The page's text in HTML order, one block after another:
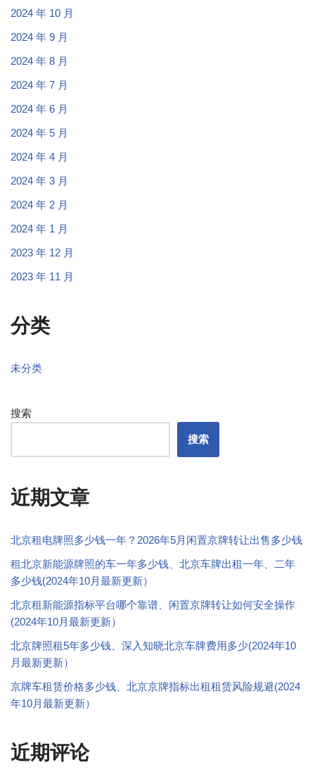
2024 年 10 月
2024 年 9 月
2024 年 8 月
2024 年 7 月
2024 年 6 月
2024 年 5 月
2024 年 4 月
2024 年 3 月
2024 年 2 月
2024 年 1 月
2023 年 12 月
2023 年 11 月
分类
未分类
搜索
搜索
近期文章
北京租电牌照多少钱一年？2026年5月闲置京牌转让出售多少钱
租北京新能源牌照的车一年多少钱、北京车牌出租一年、二年
多少钱(2024年10月最新更新）
北京租新能源指标平台哪个靠谱、闲置京牌转让如何安全操作
(2024年10月最新更新）
北京牌照租5年多少钱、深入知晓北京车牌费用多少(2024年10
月最新更新）
京牌车租赁价格多少钱、北京京牌指标出租租赁风险规避(2024
年10月最新更新）
近期评论